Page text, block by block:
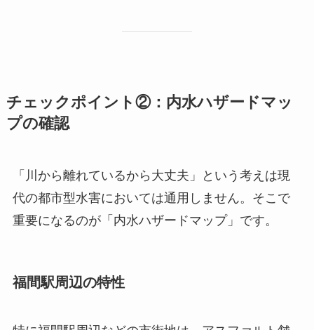
チェックポイント②：内水ハザードマッ
プの確認
「川から離れているから大丈夫」という考えは現
代の都市型水害においては通用しません。そこで
重要になるのが「内水ハザードマップ」です。
福間駅周辺の特性